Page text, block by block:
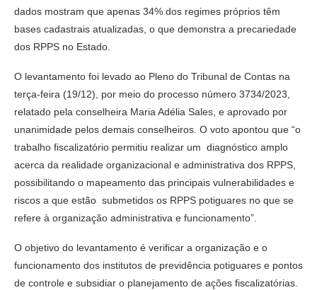
dados mostram que apenas 34% dos regimes próprios têm
bases cadastrais atualizadas, o que demonstra a precariedade
dos RPPS no Estado.
O levantamento foi levado ao Pleno do Tribunal de Contas na
terça-feira (19/12), por meio do processo número 3734/2023,
relatado pela conselheira Maria Adélia Sales, e aprovado por
unanimidade pelos demais conselheiros. O voto apontou que “o
trabalho fiscalizatório permitiu realizar um diagnóstico amplo
acerca da realidade organizacional e administrativa dos RPPS,
possibilitando o mapeamento das principais vulnerabilidades e
riscos a que estão submetidos os RPPS potiguares no que se
refere à organização administrativa e funcionamento”.
O objetivo do levantamento é verificar a organização e o
funcionamento dos institutos de previdência potiguares e pontos
de controle e subsidiar o planejamento de ações fiscalizatórias.